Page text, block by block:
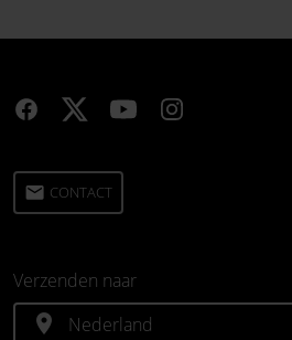
email CONTACT
Verzenden naar
location_on